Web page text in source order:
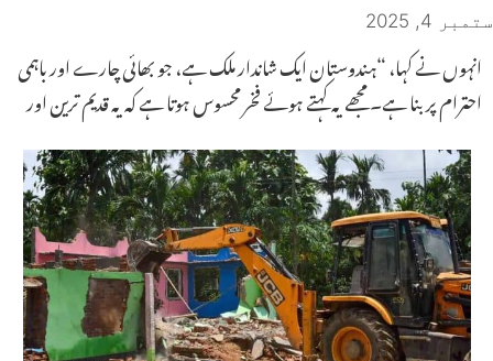
ستمبر 4, 2025
انہوں نے کہا، “ہندوستان ایک شاندار ملک ہے، جو بھائی چارے اور باہمی
احترام پر بنا ہے۔ مجھے یہ کہتے ہوئے فخر محسوس ہوتا ہے کہ یہ قدیم ترین اور